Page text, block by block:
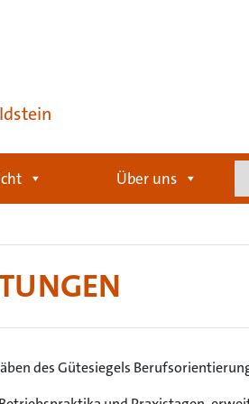
Idstein
Über uns
des Gütesiegels